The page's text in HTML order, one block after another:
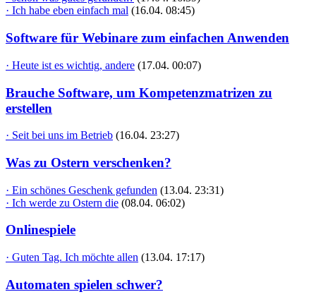
· Ich habe eben einfach mal (16.04. 08:45)
Software für Webinare zum einfachen Anwenden
· Heute ist es wichtig, andere (17.04. 00:07)
Brauche Software, um Kompetenzmatrizen zu
erstellen
· Seit bei uns im Betrieb (16.04. 23:27)
Was zu Ostern verschenken?
· Ein schönes Geschenk gefunden (13.04. 23:31)
· Ich werde zu Ostern die (08.04. 06:02)
Onlinespiele
· Guten Tag. Ich möchte allen (13.04. 17:17)
Automaten spielen schwer?